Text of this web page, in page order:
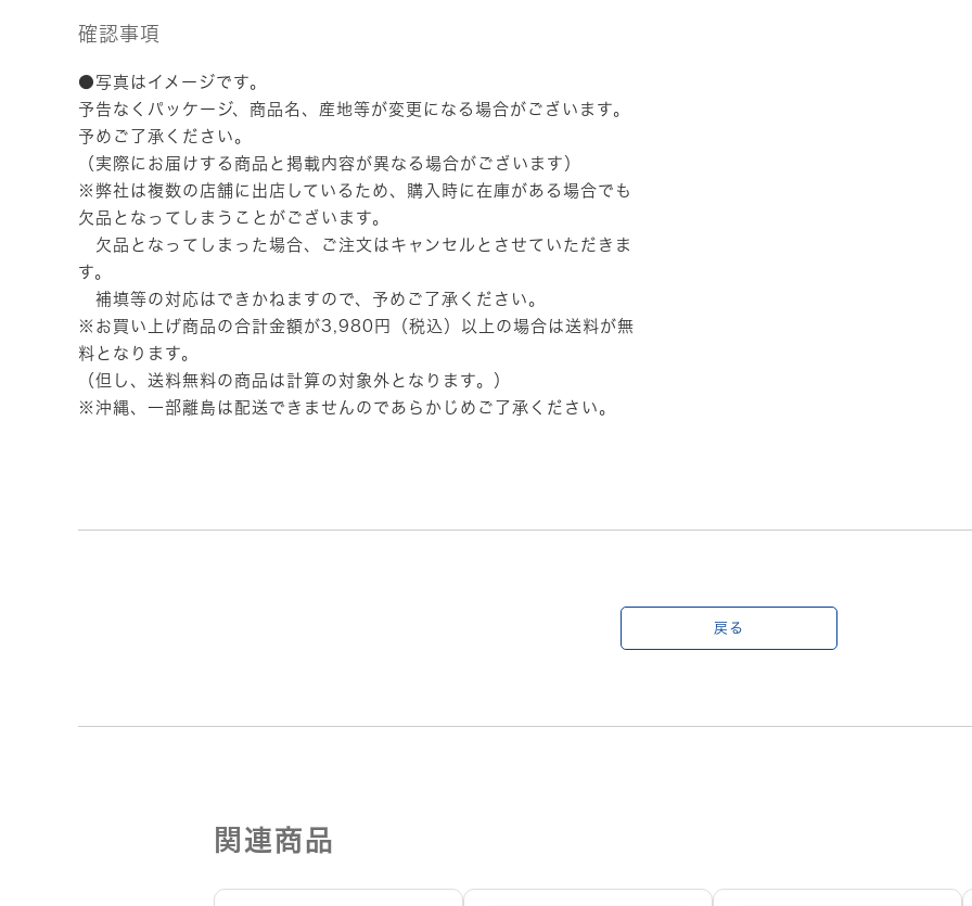
確認事項
●写真はイメージです。
予告なくパッケージ、商品名、産地等が変更になる場合がございます。
予めご了承ください。
（実際にお届けする商品と掲載内容が異なる場合がございます）
※弊社は複数の店舗に出店しているため、購入時に在庫がある場合でも
欠品となってしまうことがございます。
欠品となってしまった場合、ご注文はキャンセルとさせていただきま
す。
補填等の対応はできかねますので、予めご了承ください。
※お買い上げ商品の合計金額が3,980円（税込）以上の場合は送料が無
料となります。
（但し、送料無料の商品は計算の対象外となります。）
※沖縄、一部離島は配送できませんのであらかじめご了承ください。
戻る
関連商品